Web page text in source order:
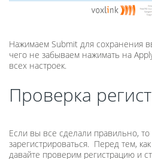
Нажимаем Submit для сохранения
чего не забываем нажимать на
всех настроек.
Проверка
Если вы все сделали правильно,
зарегистрироваться. Перед тем,
давайте проверим регистрацию и